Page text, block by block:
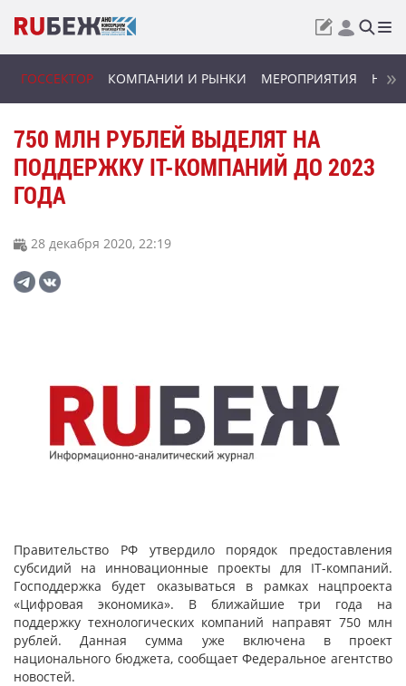
ГОССЕКТОР КОМПАНИИ И РЫНКИ МЕРОПРИЯТИЯ
750 МЛН РУБЛЕЙ ВЫДЕЛЯТ НА
ПОДДЕРЖКУ IT-КОМПАНИЙ ДО 2023
ГОДА
28 декабря 2020, 22:19
Правительство РФ утвердило порядок предоставления
субсидий на инновационные проекты для IT-компаний.
Господдержка будет оказываться в рамках нацпроекта
«Цифровая экономика». В ближайшие три года на
поддержку технологических компаний направят 750 млн
рублей. Данная сумма уже включена в проект
национального бюджета, сообщает Федеральное агентство
новостей.